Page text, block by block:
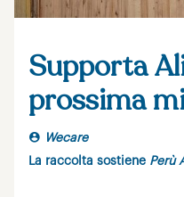
Supporta
prossima
Wecare
La raccolta sostiene Perù